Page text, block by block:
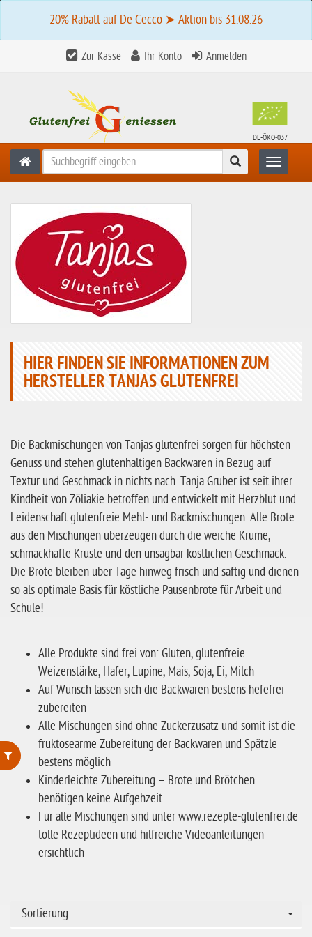
ohne Weizenstärke
laktosefrei
ohne Hefe
ohne Ei
ohne Haselnüsse
20% Rabatt auf De Cecco ➤ Aktion bis 31.08.26
Zur Kasse Ihr Konto Anmelden
DE-ÖKO-037
Suchen Toggle
HIER FINDEN SIE INFORMATIONEN ZUM
HERSTELLER TANJAS GLUTENFREI
Die Backmischungen von Tanjas glutenfrei sorgen für höchsten
Genuss und stehen glutenhaltigen Backwaren in Bezug auf
Textur und Geschmack in nichts nach. Tanja Gruber ist seit ihrer
Kindheit von Zöliakie betroffen und entwickelt mit Herzblut und
Leidenschaft glutenfreie Mehl- und Backmischungen. Alle Brote
aus den Mischungen überzeugen durch die weiche Krume,
schmackhafte Kruste und den unsagbar köstlichen Geschmack.
Die Brote bleiben über Tage hinweg frisch und saftig und dienen
so als optimale Basis für köstliche Pausenbrote für Arbeit und
Schule!
Alle Produkte sind frei von: Gluten, glutenfreie
Weizenstärke, Hafer, Lupine, Mais, Soja, Ei, Milch
Auf Wunsch lassen sich die Backwaren bestens hefefrei
zubereiten
Alle Mischungen sind ohne Zuckerzusatz und somit ist die
fruktosearme Zubereitung der Backwaren und Spätzle
bestens möglich
Kinderleichte Zubereitung – Brote und Brötchen
benötigen keine Aufgehzeit
Für alle Mischungen sind unter www.rezepte-glutenfrei.de
tolle Rezeptideen und hilfreiche Videoanleitungen
ersichtlich
Sortierung